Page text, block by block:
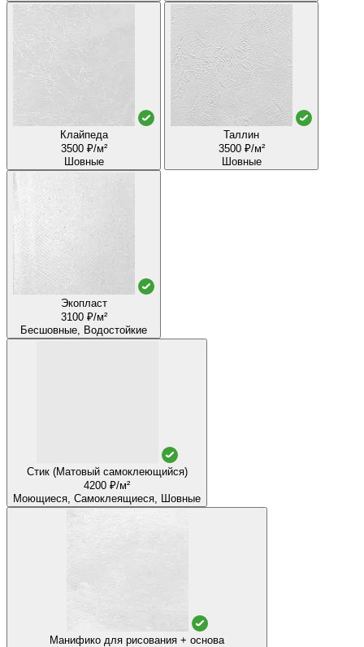
Клайпеда
3500 ₽/м²
Шовные
Таллин
3500 ₽/м²
Шовные
Экопласт
3100 ₽/м²
Бесшовные, Водостойкие
Стик (Матовый самоклеющийся)
4200 ₽/м²
Моющиеся, Самоклеящиеся, Шовные
Манифико для рисования + основа